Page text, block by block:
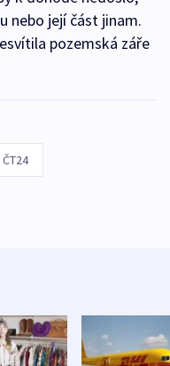
nebo její část jinam.
pozemská záře
ČT24